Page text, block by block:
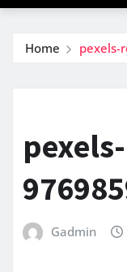
Home pexels-
Gadmin